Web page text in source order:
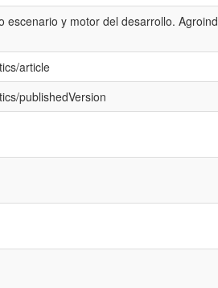
escenario y motor del desarrollo.
article
publishedVersion